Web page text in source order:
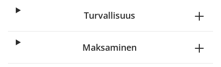
Turvallisuus
Maksaminen